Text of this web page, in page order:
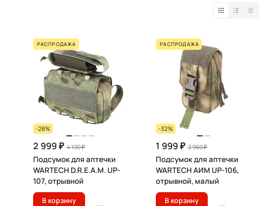
РАСПРОДАЖА
-28%
2 999 ₽ 4 190 ₽
Подсумок для аптечки
WARTECH D.R.E.A.M. UP-
107, отрывной
В корзину
РАСПРОДАЖА
-32%
1 999 ₽ 2 960 ₽
Подсумок для аптечки
WARTECH АИМ UP-106,
отрывной, малый
В корзину